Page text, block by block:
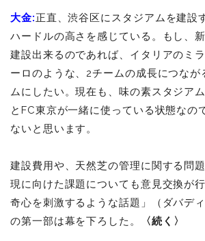
大金:正直、渋谷区にスタジアムを建設
ハードルの高さを感じている。もし、
建設出来るのであれば、イタリアのミ
ーロのような、2チームの成長につなが
ムにしたい。現在も、味の素スタジア
とFC東京が一緒に使っている状態なの
ないと思います。
建設費用や、天然芝の管理に関する問
現に向けた課題についても意見交換が
奇心を刺激するような話題」（ダバデ
の第一部は幕を下ろした。
〈続く 〉